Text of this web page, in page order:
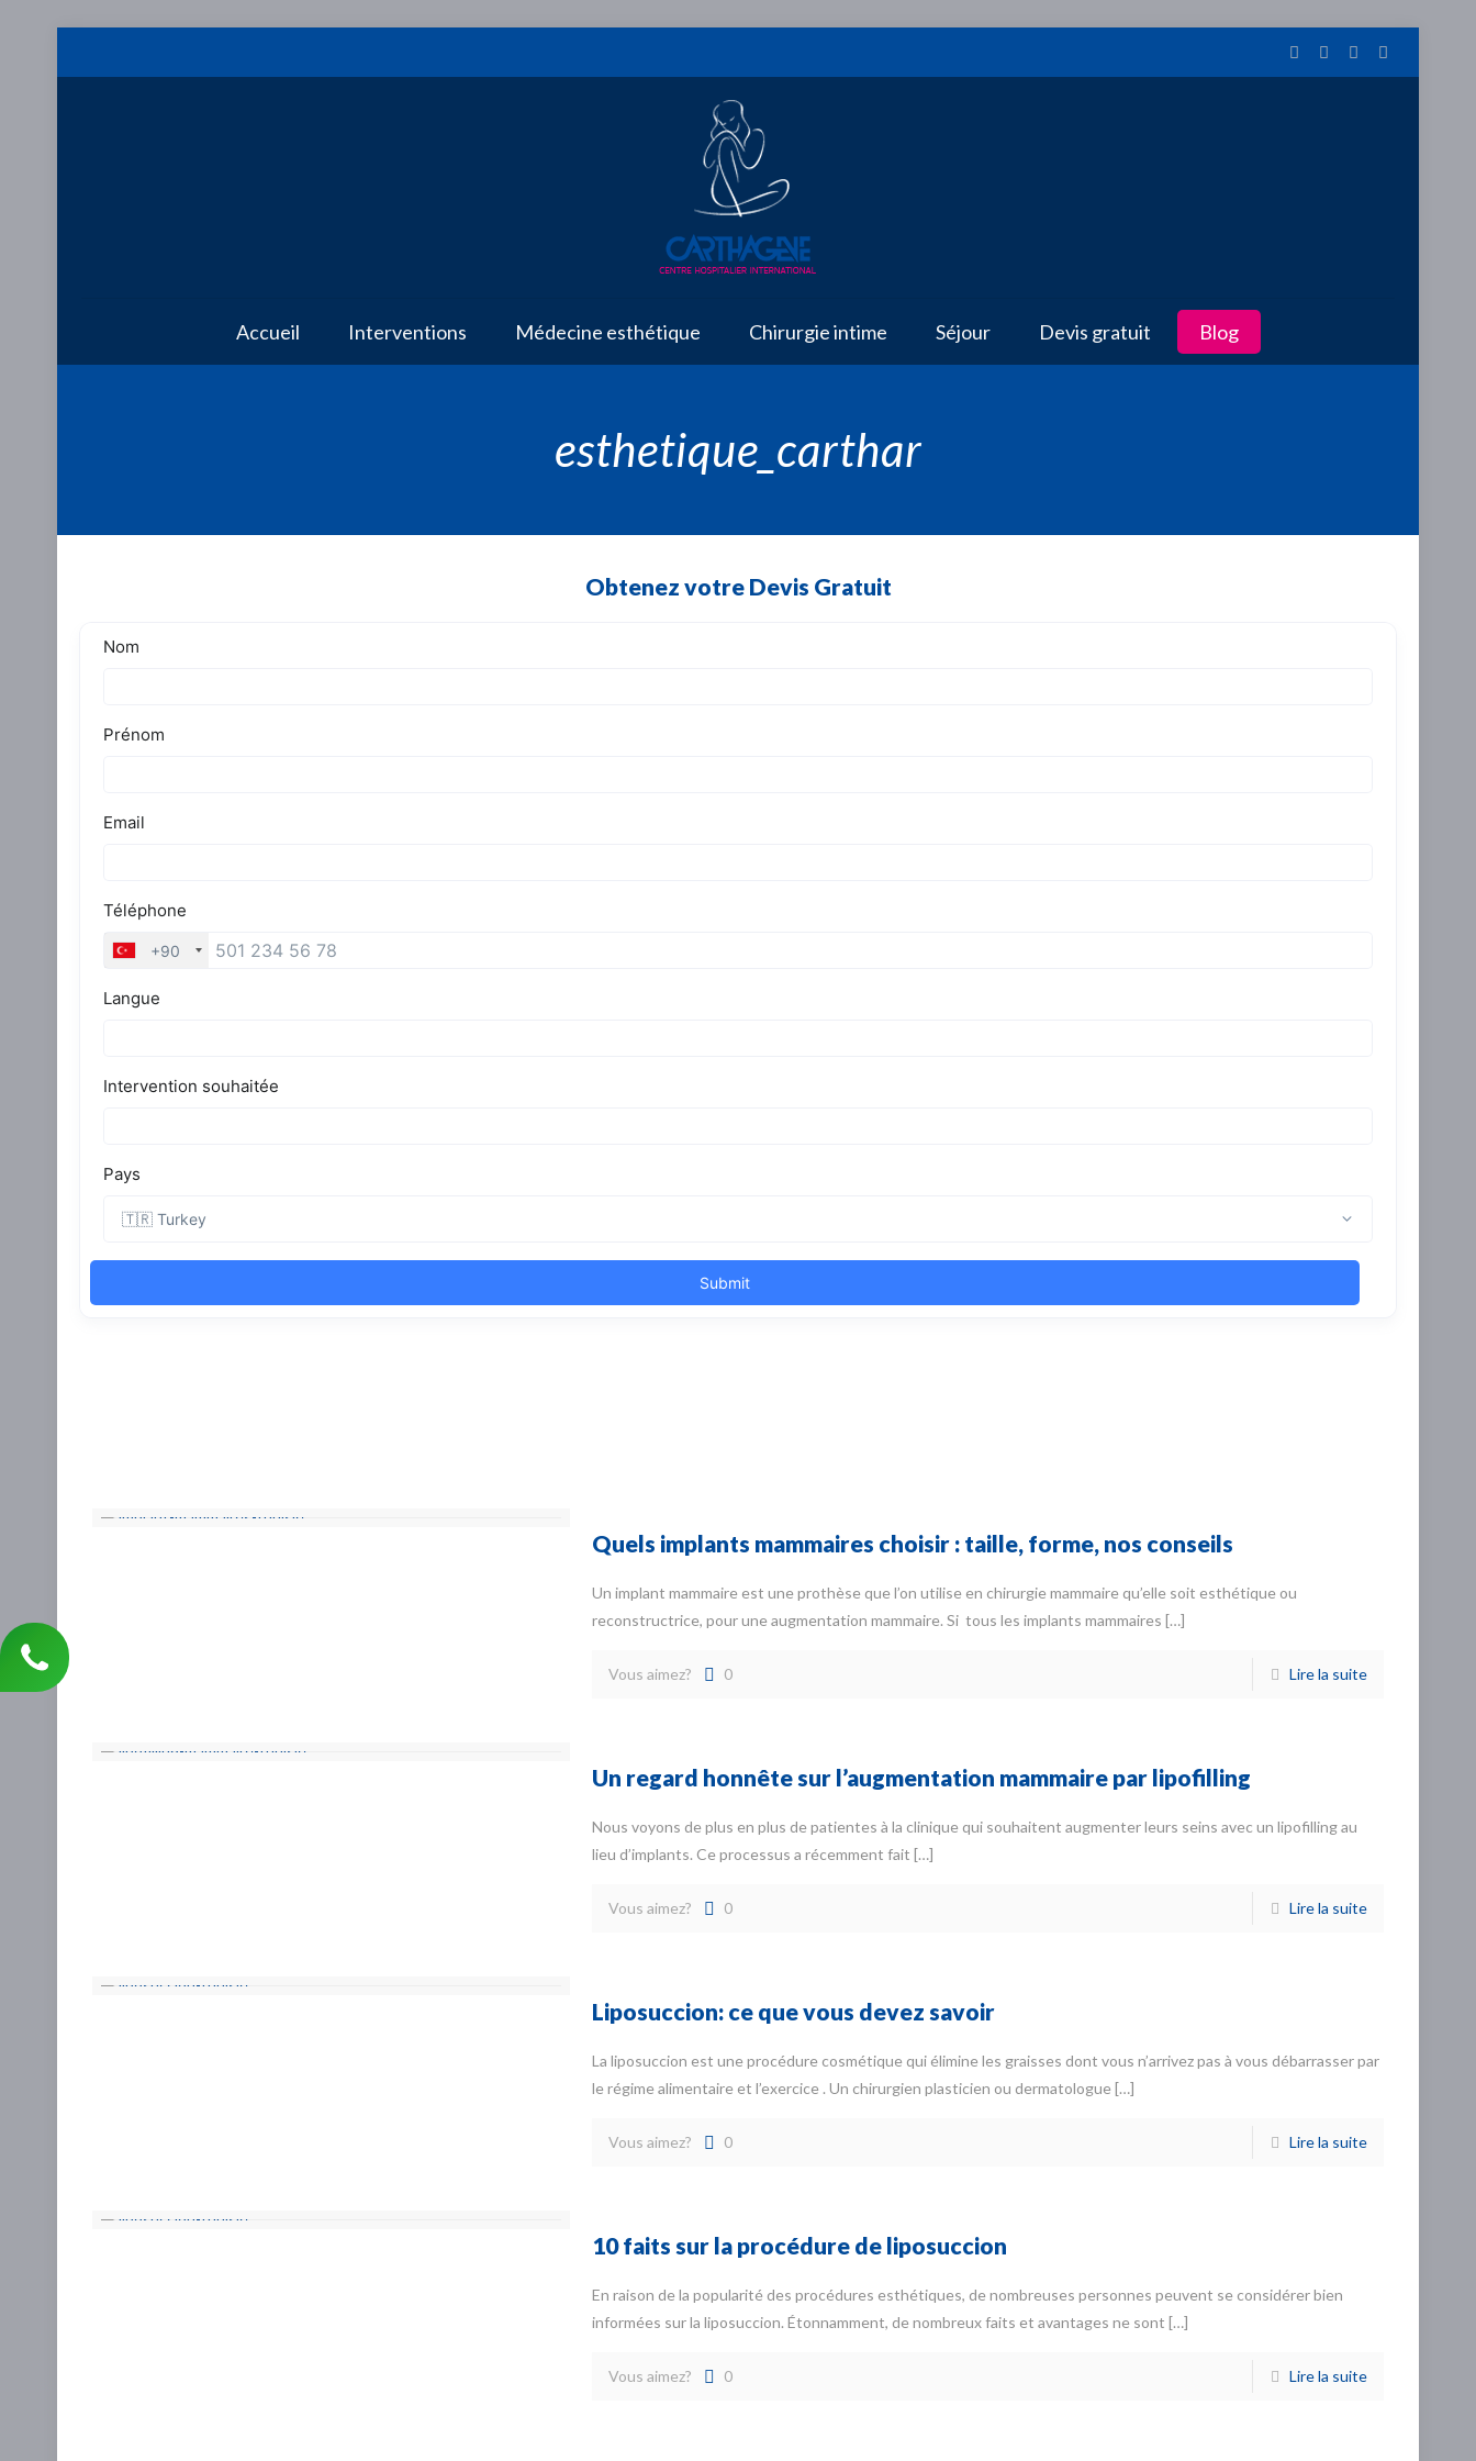
Accueil Interventions Médecine esthétique Chirurgie intime Séjour Devis gratuit Blog
esthetique_carthar
Obtenez votre Devis Gratuit
Quels implants mammaires choisir : taille, forme, nos conseils
Un implant mammaire est une prothèse que l’on utilise en chirurgie mammaire qu’elle soit esthétique ou
reconstructrice, pour une augmentation mammaire. Si tous les implants mammaires […]
Vous aimez? 0 Lire la suite
Un regard honnête sur l’augmentation mammaire par lipofilling
Nous voyons de plus en plus de patientes à la clinique qui souhaitent augmenter leurs seins avec un lipofilling au
lieu d’implants. Ce processus a récemment fait […]
Vous aimez? 0 Lire la suite
Liposuccion: ce que vous devez savoir
La liposuccion est une procédure cosmétique qui élimine les graisses dont vous n’arrivez pas à vous débarrasser par
le régime alimentaire et l’exercice . Un chirurgien plasticien ou dermatologue […]
Vous aimez? 0 Lire la suite
10 faits sur la procédure de liposuccion
En raison de la popularité des procédures esthétiques, de nombreuses personnes peuvent se considérer bien
informées sur la liposuccion. Étonnamment, de nombreux faits et avantages ne sont […]
Vous aimez? 0 Lire la suite